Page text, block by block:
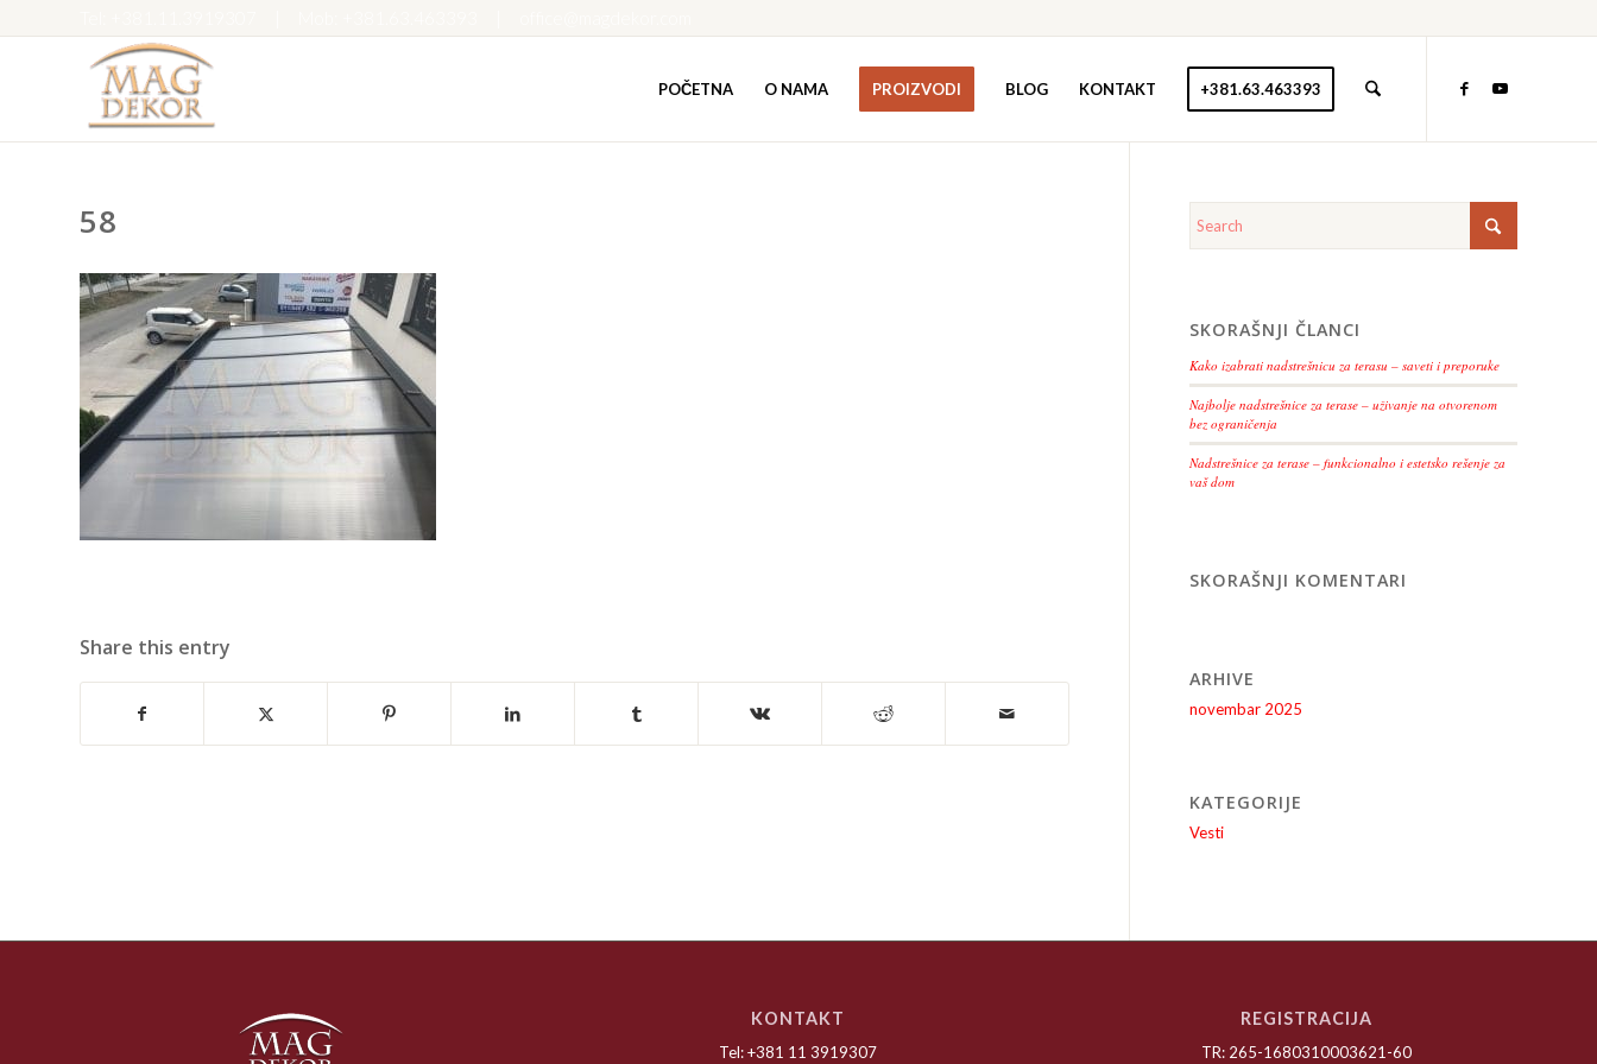
POČETNA O NAMA PROIZVODI BLOG KONTAKT +381.63.463393
58
Share this entry
SKORAŠNJI ČLANCI
Kako izabrati nadstrešnicu za terasu – saveti i preporuke
Najbolje nadstrešnice za terase – uživanje na otvorenom
bez ograničenja
Nadstrešnice za terase – funkcionalno i estetsko rešenje za
vaš dom
SKORAŠNJI KOMENTARI
ARHIVE
novembar 2025
KATEGORIJE
Vesti
KONTAKT
Tel: +381 11 3919307
REGISTRACIJA
TR: 265-1680310003621-60